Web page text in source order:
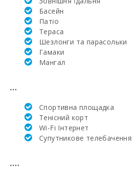
Верхова їзда
Академія та
тенісна школа
Рафаэля Надаля
Алькудії (км):
Лікарня в
Манакор (км):
Клініка Сон
Еспасесс в
Басейн
Патіо
Тераса
Шезлонги та парасольки
Гамаки
Mангал
...
Cпортивна площадка
Тенісний корт
Wi-Fi Інтернет
Супутникове телебачення
....